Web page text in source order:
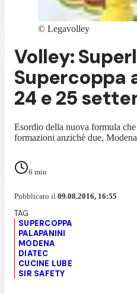
© Legavolley
Volley:
Supercoppa
24 e 25
Esordio della nuova formula
formazioni anzichè due,
6 min
Pubblicato il 09.08.2016, 16:55
SUPERCOPPA
PALAPANINI
MODENA
DIATEC
CUCINE LUBE
SIR SAFETY